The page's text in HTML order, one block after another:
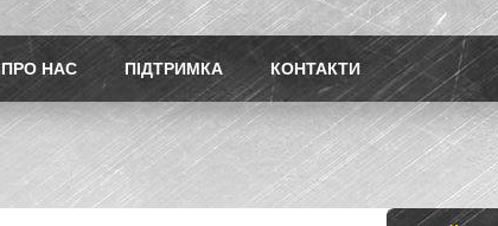
ПРО НАС ПІДТРИМКА КОНТАКТИ